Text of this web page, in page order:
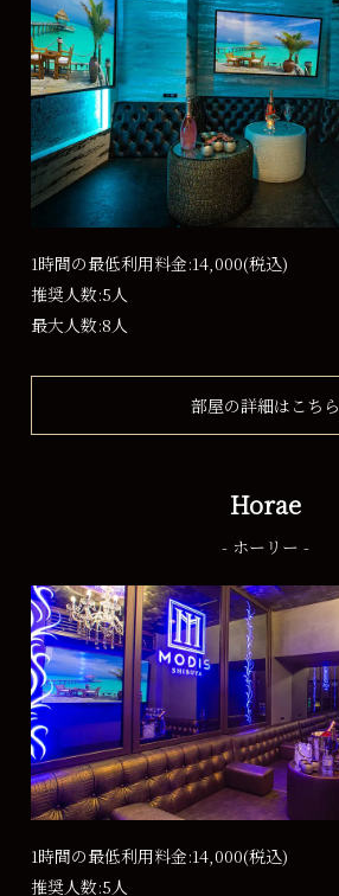
1時間の最低利用料金:14,000(税込)
推奨人数:5人
最大人数:8人
部屋の詳細はこちら
Horae
- ホーリー -
1時間の最低利用料金:14,000(税込)
推奨人数:5人